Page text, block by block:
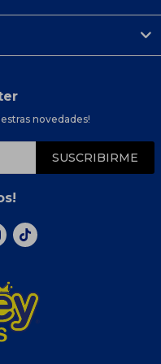
novedades!
SUSCRIBIRME